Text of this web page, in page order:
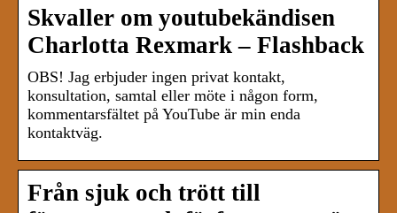
Skvaller om youtubekändisen
Charlotta Rexmark – Flashback
OBS! Jag erbjuder ingen privat kontakt,
konsultation, samtal eller möte i någon form,
kommentarsfältet på YouTube är min enda
kontaktväg.
Från sjuk och trött till